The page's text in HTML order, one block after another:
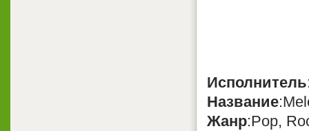
Исполнитель
Название
Жанр:Pop,